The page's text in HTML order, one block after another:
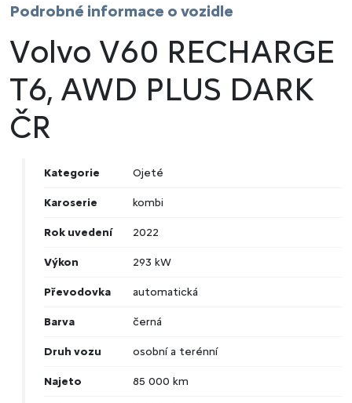
Podrobné informace o vozidle
Volvo V60 RECHARGE
T6, AWD PLUS DARK
ČR
Kategorie Ojeté
Karoserie kombi
Rok uvedení 2022
Výkon 293 kW
Převodovka automatická
Barva černá
Druh vozu osobní a terénní
Najeto 85 000 km